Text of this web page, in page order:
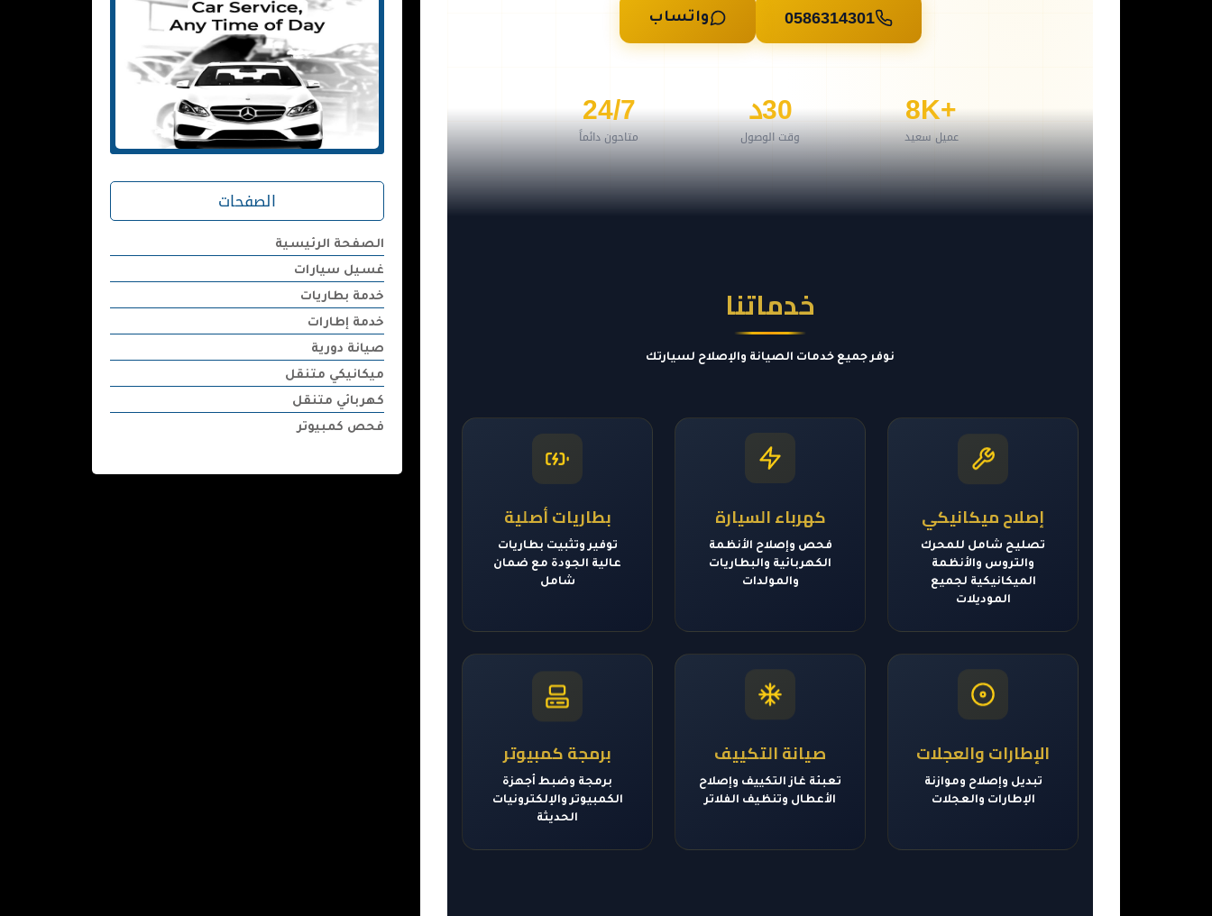
0586314301 واتساب
+8K
عميل سعيد
30د
وقت الوصول
24/7
متاحون دائماً
خدماتنا
نوفر جميع خدمات الصيانة والإصلاح لسيارتك
إصلاح ميكانيكي
تصليح شامل للمحرك
والتروس والأنظمة
الميكانيكية لجميع
الموديلات
كهرباء السيارة
فحص وإصلاح الأنظمة
الكهربائية والبطاريات
والمولدات
بطاريات أصلية
توفير وتثبيت بطاريات
عالية الجودة مع ضمان
شامل
الإطارات والعجلات
تبديل وإصلاح وموازنة
الإطارات والعجلات
صيانة التكييف
تعبئة غاز التكييف وإصلاح
الأعطال وتنظيف الفلاتر
برمجة كمبيوتر
برمجة وضبط أجهزة
الكمبيوتر والإلكترونيات
الحديثة
الصفحات
الصفحة الرئيسية
غسيل سيارات
خدمة بطاريات
خدمة إطارات
صيانة دورية
ميكانيكي متنقل
كهربائي متنقل
فحص كمبيوتر